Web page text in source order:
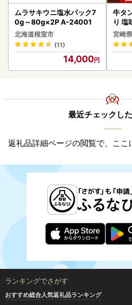
ムラサキウニ塩水パック7
0g～80g×2P A-24001
北海道根室市
(11)
14,000
牛タ
り 塩
宮崎
最近チェックし
返礼品詳細ページの閲覧で、ここ
ランキングでさがす
おすすめ総合人気返礼品ランキング